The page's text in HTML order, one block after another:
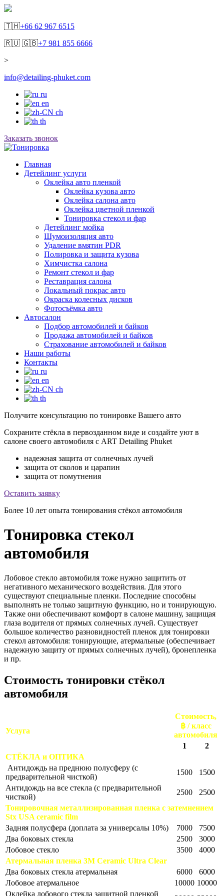
🇹🇭+66 62 967 6515
🇷🇺 🇬🇧+7 981 855 6666
>
info@detailing-phuket.com
ru
en
ch
th
Заказать звонок
Главная
Детейлинг услуги
Оклейка авто пленкой
Оклейка кузова авто
Оклейка салона авто
Оклейка цветной пленкой
Тонировка стекол и фар
Детейлинг мойка
Шумоизоляция авто
Удаление вмятин PDR
Полировка и защита кузова
Химчистка салона
Ремонт стекол и фар
Реставрация салона
Локальный покрас авто
Окраска колесных дисков
Фотосъёмка авто
Автосалон
Подбор автомобилей и байков
Продажа автомобилей и байков
Страхование автомобилей и байков
Наши работы
Контакты
ru
en
ch
th
Получите консультацию по тонировке Вашего авто​
Сохраните стёкла в первозданном виде и создайте уют в
салоне своего автомобиля с ART Detailing Phuket
надежная защита от солнечных лучей
защита от сколов и царапин
защита от помутнения
Оставить заявку
Более 10 лет опыта тонирования стёкол автомобиля
Тонировка стекол
автомобиля
Лобовое стекло автомобиля тоже нужно защитить от
негативного механического воздействия. Для этого
существуют специальные пленки. Последние способны
выполнять не только защитную функцию, но и тонирующую.
Также они обеспечивают комфорт в салоне машину, защищая
глаза водителя от прямых солнечных лучей. Существует
большое количество разновидностей пленок для тонировки
стекол автомобиля: тонирующие, атермальные (обеспечивает
надежную защиту от прямых солнечных лучей), бронепленка
и пр.
Стоимость тонировки стёкол
автомобиля
Услуга
Стоимость,
฿ / класс
автомобиля
1
2
СТЁКЛА и ОПТИКА
Антидождь на преднюю полусферу (с
предварительной чисткой)
1500
1500
Антидождь на все стекла (с предварительной
чисткой)
2500
2500
Тонировочная металлизированная пленка с затемнением
Stx USA ceramic film
Задняя полусфера (доплата за универсалы 10%)
7000
7500
Два боковых стекла
2500
3000
Лобовое стекло
3500
4000
Атермальная пленка 3M Ceramic Ultra Clear
Два боковых стекла атермальная
6000
6000
Лобовое атермальное
10000 10000
Оклейка лобового стекла защитной пленкой